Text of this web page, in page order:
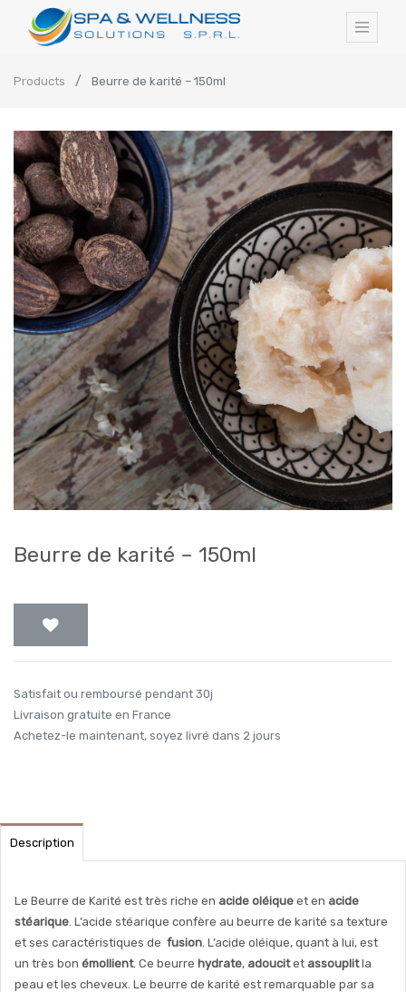
Products Beurre de karité – 150ml
Beurre de karité – 150ml
Satisfait ou remboursé pendant 30j
Livraison gratuite en France
Achetez-le maintenant, soyez livré dans 2 jours
Description
Le Beurre de Karité est très riche en acide oléique et en acide
stéarique. L’acide stéarique confère au beurre de karité sa texture
et ses caractéristiques de fusion. L’acide oléique, quant à lui, est
un très bon émollient. Ce beurre hydrate, adoucitet assouplitla
peau et les cheveux. Le beurre de karité est remarquable par sa